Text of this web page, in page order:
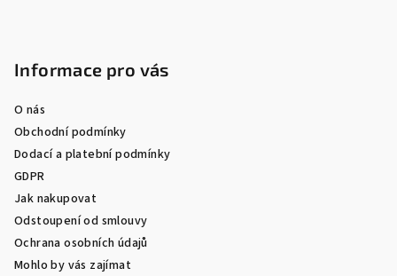
Informace pro vás
O nás
Obchodní podmínky
Dodací a platební podmínky
GDPR
Jak nakupovat
Odstoupení od smlouvy
Ochrana osobních údajů
Mohlo by vás zajímat